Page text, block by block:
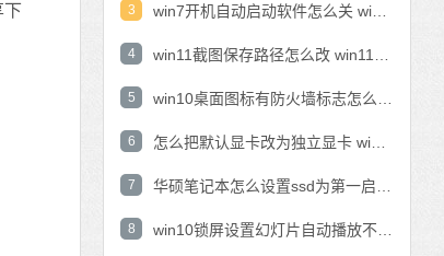
下
3
4
5
6
7
8